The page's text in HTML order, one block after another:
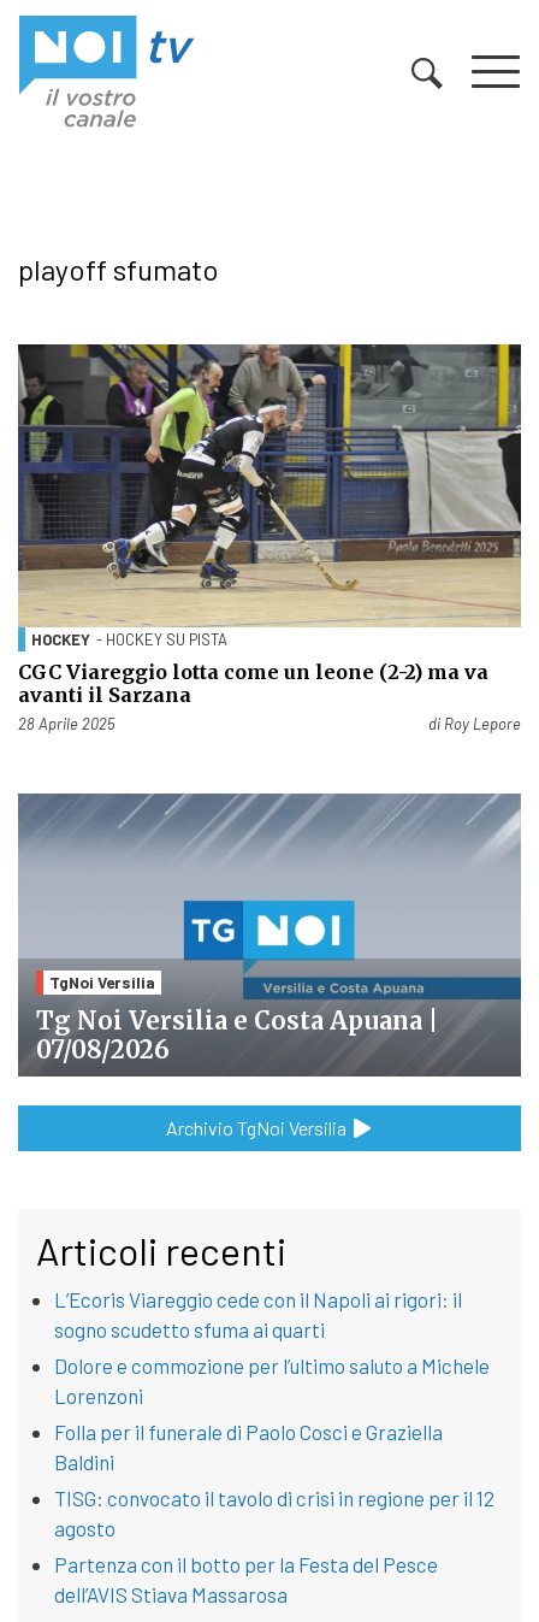
playoff sfumato
HOCKEY - HOCKEY SU PISTA
CGC Viareggio lotta come un leone (2-2) ma va
avanti il Sarzana
Pubblicato il
28 Aprile 2025 di Roy Lepore
TgNoi Versilia
Tg Noi Versilia e Costa Apuana |
07/08/2026
Archivio TgNoi Versilia
Articoli recenti
L’Ecoris Viareggio cede con il Napoli ai rigori: il
sogno scudetto sfuma ai quarti
Dolore e commozione per l’ultimo saluto a Michele
Lorenzoni
Folla per il funerale di Paolo Cosci e Graziella
Baldini
TISG: convocato il tavolo di crisi in regione per il 12
agosto
Partenza con il botto per la Festa del Pesce
dell’AVIS Stiava Massarosa